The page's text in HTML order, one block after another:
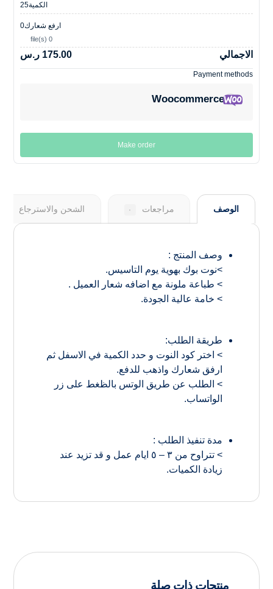
الكمية25
ارفع شعارك
0 file(s)
0
الاجمالي 175.00 ر.س
Payment methods
Woocommerce
Make order
الوصف مراجعات ٠ الشحن والاسترجاع
وصف المنتج :
>نوت بوك بهوية يوم التاسيس.
> طباعة ملونة مع اضافه شعار العميل .
> خامة عالية الجودة.
طريقة الطلب:
> اختر كود النوت و حدد الكمية في الاسفل ثم
ارفق شعارك واذهب للدفع.
> الطلب عن طريق الوتس بالظغط على زر
الواتساب.
مدة تنفيذ الطلب :
> تتراوح من ٣ – ٥ ايام عمل و قد تزيد عند
زيادة الكميات.
منتجات ذات صلة